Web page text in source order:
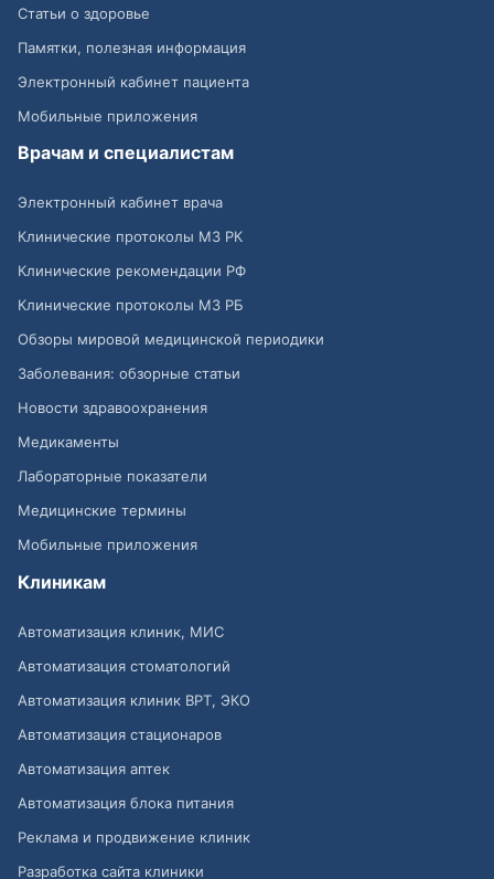
Статьи о здоровье
Памятки, полезная информация
Электронный кабинет пациента
Мобильные приложения
Врачам и специалистам
Электронный кабинет врача
Клинические протоколы МЗ РК
Клинические рекомендации РФ
Клинические протоколы МЗ РБ
Обзоры мировой медицинской периодики
Заболевания: обзорные статьи
Новости здравоохранения
Медикаменты
Лабораторные показатели
Медицинские термины
Мобильные приложения
Клиникам
Автоматизация клиник, МИС
Автоматизация стоматологий
Автоматизация клиник ВРТ, ЭКО
Автоматизация стационаров
Автоматизация аптек
Автоматизация блока питания
Реклама и продвижение клиник
Разработка сайта клиники